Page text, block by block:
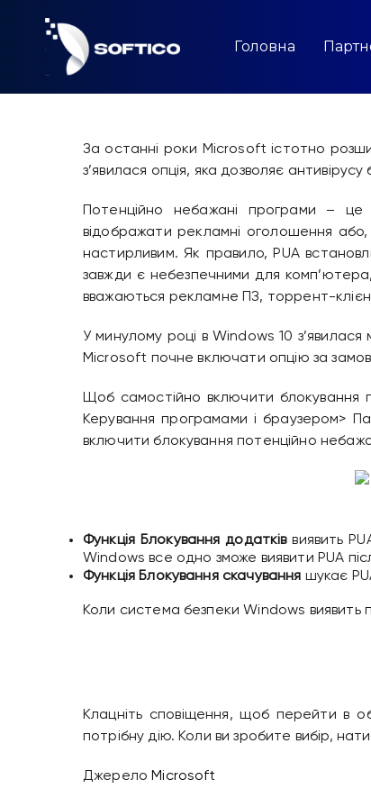
content
Головна
За останні роки Microsoft істотно
з’явилася опція, яка дозволяє
Потенційно небажані програми – це
відображати рекламні оголошення
настирливим. Як правило, PUA
завжди є небезпечними для
вважаються рекламне ПЗ, торрент-
У минулому році в Windows 10
Microsoft почне включати опцію за
Щоб самостійно включити блокування
Керування програмами і браузером>
включити блокування потенційно
Функція Блокування додатківвиявить
Windows все одно зможе виявити PUA
Функція Блокування скачування шукає
Коли система безпеки Windows виявить
Клацніть сповіщення, щоб перейти в
потрібну дію. Коли ви зробите вибір,
ДжерелоMicrosoft